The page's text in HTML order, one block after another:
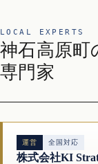
LOCAL EXPERTS
神石高原町
専門家
運営 全国対応
株式会社KI